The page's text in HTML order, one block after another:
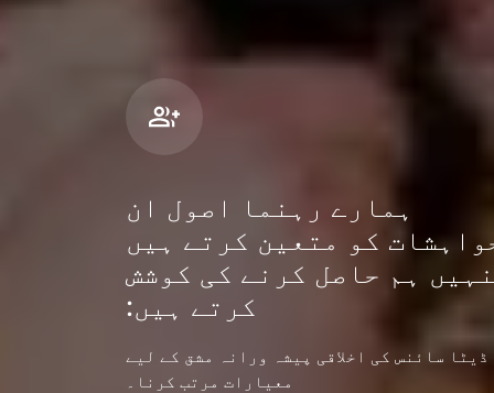
ہمارے رہنما اصول ان
کو متعین کرتے ہیں
ہم حاصل کرنے کی کوشش
کرتے ہیں:
ڈیٹا سائنس کی اخلاقی پیشہ ورانہ مشق کے لیے
معیارات مرتب کرنا۔